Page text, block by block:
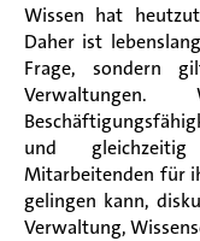
Wissen hat
Daher ist
Frage, sondern
und
Mitarbeitenden für
gelingen kann,
Verwaltung,